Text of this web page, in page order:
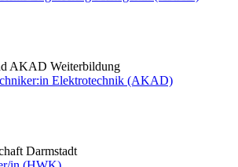
AKAD Weiterbildung
Elektrotechnik (AKAD)
Darmstadt